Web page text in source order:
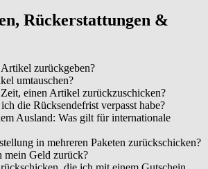
Rückerstattungen &
zurückgeben?
umtauschen?
einen Artikel zurückzuschicken?
die Rücksendefrist verpasst habe?
Ausland: Was gilt für internationale
in mehreren Paketen zurückschicken?
mein Geld zurück?